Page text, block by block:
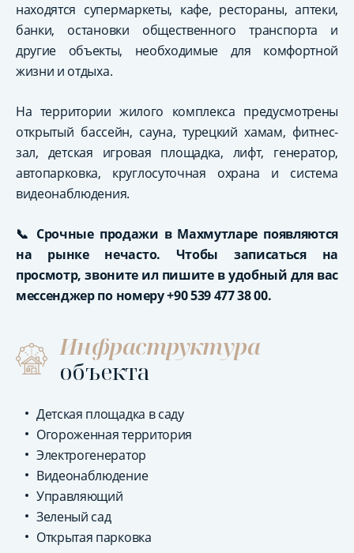
находятся супермаркеты, кафе, рестораны, аптеки,
банки, остановки общественного транспорта и
другие объекты, необходимые для комфортной
жизни и отдыха.
На территории жилого комплекса предусмотрены
открытый бассейн, сауна, турецкий хамам, фитнес-
зал, детская игровая площадка, лифт, генератор,
автопарковка, круглосуточная охрана и система
видеонаблюдения.
📞 Срочные продажи в Махмутларе появляются
на рынке нечасто. Чтобы записаться на
просмотр, звоните ил пишите в удобный для вас
мессенджер по номеру +90 539 477 38 00.
Инфраструктура
объекта
Детская площадка в саду
Огороженная территория
Электрогенератор
Видеонаблюдение
Управляющий
Зеленый сад
Открытая парковка